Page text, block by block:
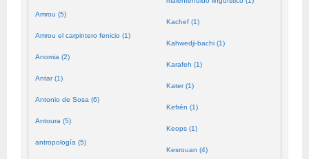
Amrou (5)
Amrou el carpintero fenicio (1)
Anomia (2)
Antar (1)
Antonio de Sosa (6)
Antoura (5)
antropología (5)
Kachef (1)
Kahwedji-bachi (1)
Karafeh (1)
Kater (1)
Kefrén (1)
Keops (1)
Kesrouan (4)